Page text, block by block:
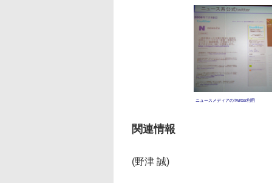
ニュースメディアのTwitter利用
関連情報
(野津 誠)